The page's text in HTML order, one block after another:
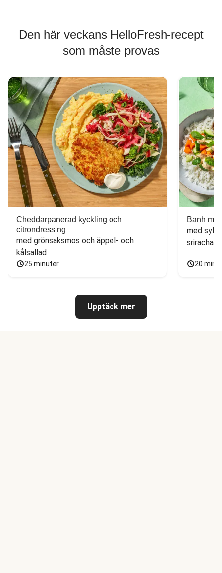
Den här veckans HelloFresh-recept
som måste provas
Cheddarpanerad kyckling och
citrondressing
med grönsaksmos och äppel- och
kålsallad
25 minuter
Banh mi-
med
20
Upptäck mer